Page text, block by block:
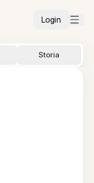
Login
Storia